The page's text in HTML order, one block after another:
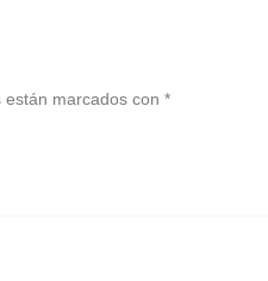
marcados con *